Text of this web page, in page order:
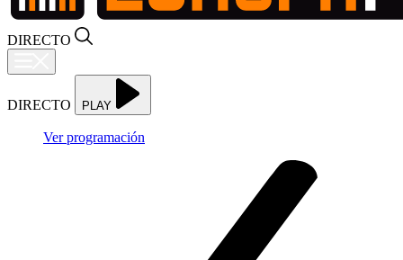
DIRECTO
DIRECTO PLAY
Ver programación